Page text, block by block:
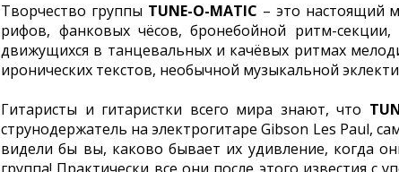
Творчество группы TUNE-O-MATIC – это настоящий
рифов, фанковых чёсов, бронебойной ритм-
движущихся в танцевальных и качёвых ритмах
иронических текстов, необычной музыкальной
Гитаристы и гитаристки всего мира знают, что
струнодержатель на электрогитаре Gibson Les Paul,
видели бы вы, каково бывает их удивление, когда